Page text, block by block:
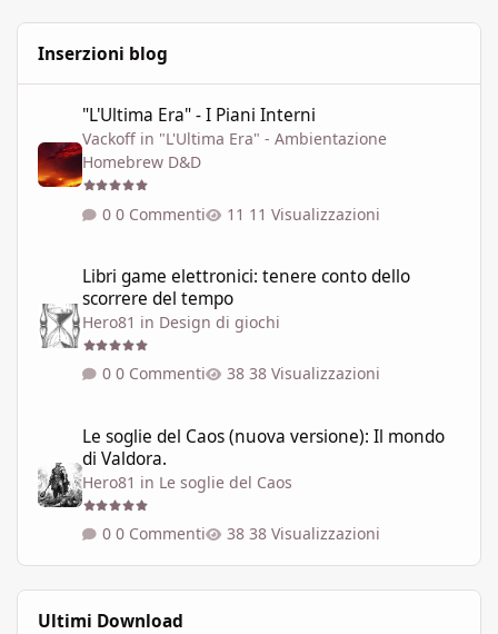
Inserzioni blog
"L'Ultima Era" - I Piani Interni
Vackoff in "L'Ultima Era" - Ambientazione
Homebrew D&D
0 Commenti 11 Visualizzazioni
Libri game elettronici: tenere conto dello
scorrere del tempo
Hero81 in Design di giochi
0 Commenti 38 Visualizzazioni
Le soglie del Caos (nuova versione): Il mondo
di Valdora.
Hero81 in Le soglie del Caos
0 Commenti 38 Visualizzazioni
Ultimi Download